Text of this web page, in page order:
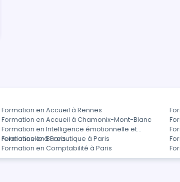
Formation en Accueil à Rennes
Formation en Accueil à Chamonix-Mont-Blanc
Formation en Intelligence émotionnelle et
relationnelle à Paris
Formation en Bureautique à Paris
Formation en Comptabilité à Paris